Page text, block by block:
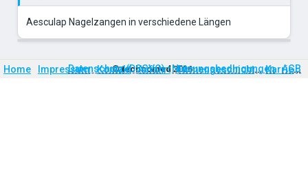
Aesculap Nagelzangen in verschiedene Längen
Home Impressum Kontakt Anfahrt Firmengeschichte Karriere
©technomed 2026
Datenschutz (DSGVO) Nutzungsbedingungen AGB